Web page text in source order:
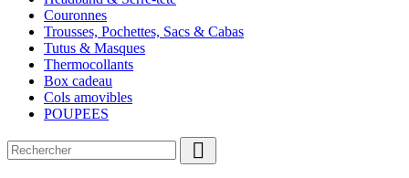
Couronnes
Trousses, Pochettes, Sacs & Cabas
Tutus & Masques
Thermocollants
Box cadeau
Cols amovibles
POUPEES
